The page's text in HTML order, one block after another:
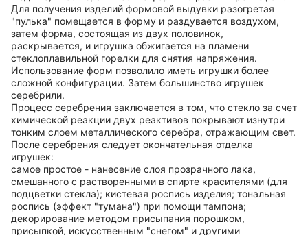
Для получения изделий формовой выдувки разогретая
"пулька" помещается в форму и раздувается воздухом,
затем форма, состоящая из двух половинок,
раскрывается, и игрушка обжигается на пламени
стеклоплавильной горелки для снятия напряжения.
Использование форм позволило иметь игрушки более
сложной конфигурации. Затем большинство игрушек
серебрили.
Процесс серебрения заключается в том, что стекло за счет
химической реакции двух реактивов покрывают изнутри
тонким слоем металлического серебра, отражающим свет.
После серебрения следует окончательная отделка
игрушек:
самое простое - нанесение слоя прозрачного лака,
смешанного с растворенными в спирте красителями (для
подцветки стекла); кистевая роспись изделия; тональная
роспись (эффект "тумана") при помощи тампона;
декорирование методом присыпания порошком,
присыпкой, искусственным "снегом" и другими